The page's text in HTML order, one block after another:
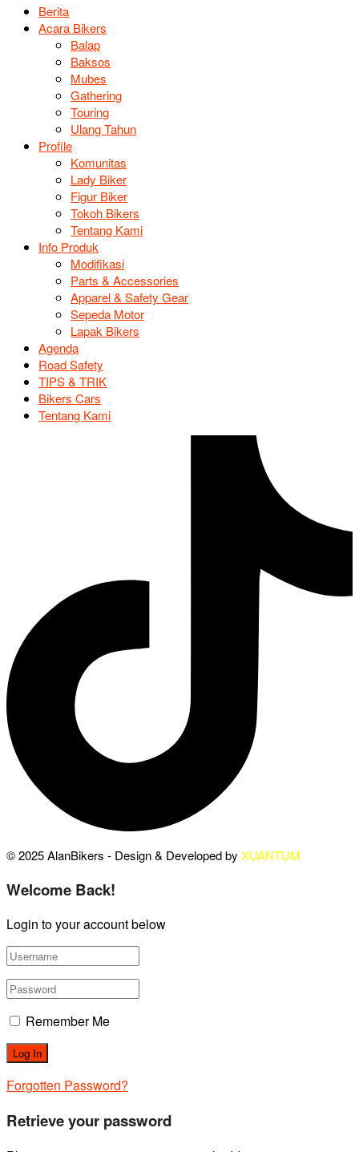
Berita
Acara Bikers
Balap
Baksos
Mubes
Gathering
Touring
Ulang Tahun
Profile
Komunitas
Lady Biker
Figur Biker
Tokoh Bikers
Tentang Kami
Info Produk
Modifikasi
Parts & Accessories
Apparel & Safety Gear
Sepeda Motor
Lapak Bikers
Agenda
Road Safety
TIPS & TRIK
Bikers Cars
Tentang Kami
© 2025 AlanBikers - Design & Developed by XUANTUM
Welcome Back!
Login to your account below
Remember Me
Forgotten Password?
Retrieve your password